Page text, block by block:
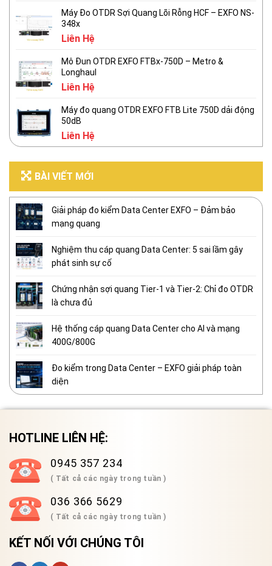
Máy Đo OTDR Sợi Quang Lõi Rỗng HCF – EXFO NS-
348x
Liên Hệ
Mô Đun OTDR EXFO FTBx-750D – Metro &
Longhaul
Liên Hệ
Máy đo quang OTDR EXFO FTB Lite 750D dải động
50dB
Liên Hệ
BÀI VIẾT MỚI
Giải pháp đo kiểm Data Center EXFO – Đảm bảo
mạng quang
Nghiệm thu cáp quang Data Center: 5 sai lầm gây
phát sinh sự cố
Chứng nhận sợi quang Tier-1 và Tier-2: Chỉ đo OTDR
là chưa đủ
Hệ thống cáp quang Data Center cho AI và mạng
400G/800G
Đo kiểm trong Data Center – EXFO giải pháp toàn
diện
HOTLINE LIÊN HỆ:
0945 357 234
( Tất cả các ngày trong tuần )
036 366 5629
( Tất cả các ngày trong tuần )
KẾT NỐI VỚI CHÚNG TÔI